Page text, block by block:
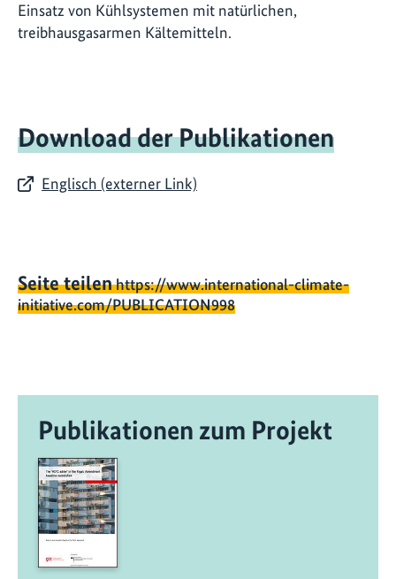
Einsatz von Kühlsystemen mit natürlichen,
treibhausgasarmen Kältemitteln.
Download der Publikationen
Englisch (externer Link)
Seite teilenhttps://www.international-climate-
initiative.com/PUBLICATION998
Publikationen zum Projekt